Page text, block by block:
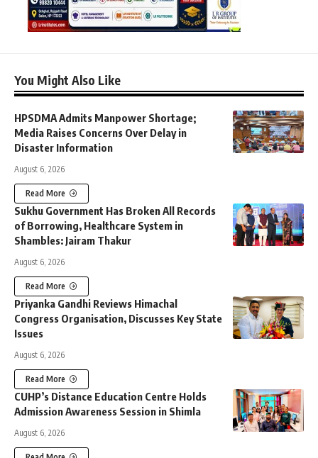
You Might Also Like
HPSDMA Admits Manpower Shortage;
Media Raises Concerns Over Delay in
Disaster Information
August 6, 2026
Read More
Sukhu Government Has Broken All Records
of Borrowing, Healthcare System in
Shambles: Jairam Thakur
August 6, 2026
Read More
Priyanka Gandhi Reviews Himachal
Congress Organisation, Discusses Key State
Issues
August 6, 2026
Read More
CUHP’s Distance Education Centre Holds
Admission Awareness Session in Shimla
August 6, 2026